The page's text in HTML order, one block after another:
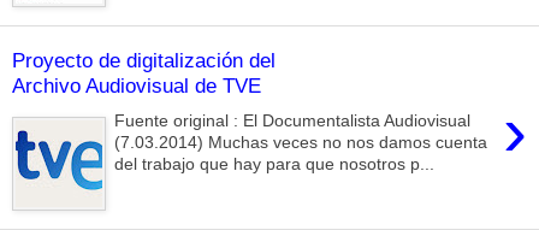
Proyecto de digitalización del
Archivo Audiovisual de TVE
›
Fuente original : El Documentalista Audiovisual
(7.03.2014) Muchas veces no nos damos cuenta
del trabajo que hay para que nosotros p...